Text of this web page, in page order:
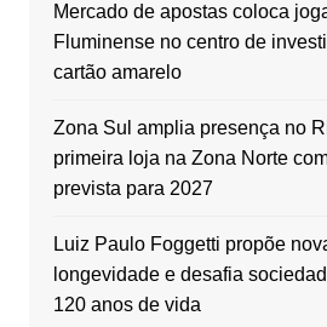
Mercado de apostas coloca
Fluminense no centro de
cartão amarelo
Zona Sul amplia presença no
primeira loja na Zona Norte
prevista para 2027
Luiz Paulo Foggetti propõe
longevidade e desafia
120 anos de vida